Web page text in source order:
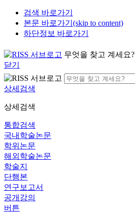
검색 바로가기
본문 바로가기(skip to content)
하단정보 바로가기
무엇을 찾고 계세요?
닫기
상세검색
상세검색
통합검색
국내학술논문
학위논문
해외학술논문
학술지
단행본
연구보고서
공개강의
버튼